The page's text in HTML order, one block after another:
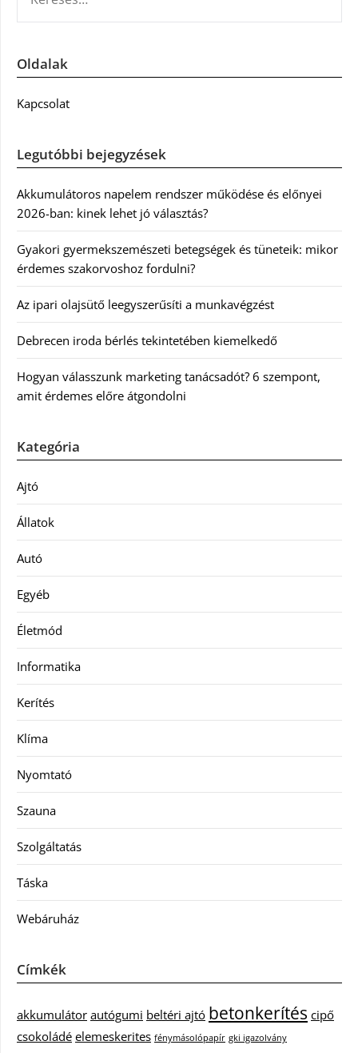
Oldalak
Kapcsolat
Legutóbbi bejegyzések
Akkumulátoros napelem rendszer működése és előnyei
2026-ban: kinek lehet jó választás?
Gyakori gyermekszemészeti betegségek és tüneteik: mikor
érdemes szakorvoshoz fordulni?
Az ipari olajsütő leegyszerűsíti a munkavégzést
Debrecen iroda bérlés tekintetében kiemelkedő
Hogyan válasszunk marketing tanácsadót? 6 szempont,
amit érdemes előre átgondolni
Kategória
Ajtó
Állatok
Autó
Egyéb
Életmód
Informatika
Kerítés
Klíma
Nyomtató
Szauna
Szolgáltatás
Táska
Webáruház
Címkék
akkumulátor autógumi beltéri ajtó betonkerítés cipő
csokoládé elemeskerites fénymásolópapír gki igazolvány